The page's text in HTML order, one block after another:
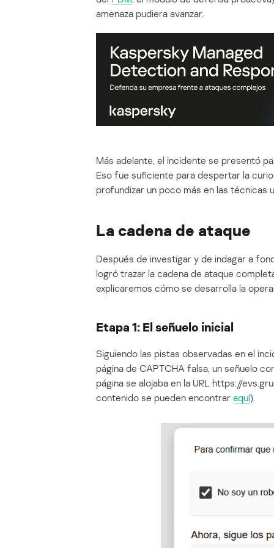
amenaza pudiera avanzar.
Más adelante, el incidente se presentó
Eso fue suficiente para despertar la
profundizar un poco más en las técnicas
La cadena de ataque
Después de investigar y de indagar a
logró trazar la cadena de ataque
explicaremos cómo se desarrolla la
Etapa 1: El señuelo inicial
Siguiendo las pistas observadas en el
página de CAPTCHA falsa, un señuelo
página se alojaba en la URL https://
contenido se pueden encontrar aquí).